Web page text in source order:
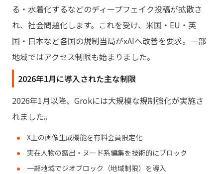
る・水着化するなどのディープフェイク投稿が拡散さ
れ、社会問題化します。これを受け、米国・EU・英
国・日本など各国の規制当局がxAIへ改善を要求。一部
地域ではアクセス制限も始まりました。
2026年1月に導入された主な制限
2026年1月以降、Grokには大規模な規制強化が実施さ
れました。
X上の画像生成機能を有料会員限定化
実在人物の露出・ヌード系編集を技術的にブロック
一部地域でジオブロック（地域制限）を導入